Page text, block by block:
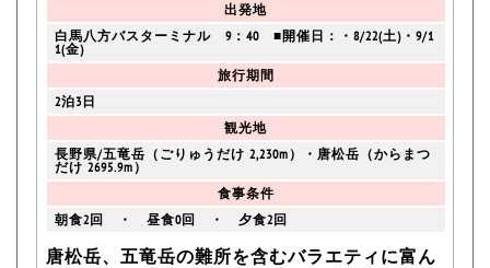
出発地
白馬八方バスターミナル 9：40 ■開催日：・8/22(土)・9/1
1(金)
旅行期間
2泊3日
観光地
長野県/五竜岳（ごりゅうだけ 2,230m）・唐松岳（からまつ
だけ 2695.9m）
食事条件
朝食2回 ・ 昼食0回 ・ 夕食2回
唐松岳、五竜岳の難所を含むバラエティに富ん